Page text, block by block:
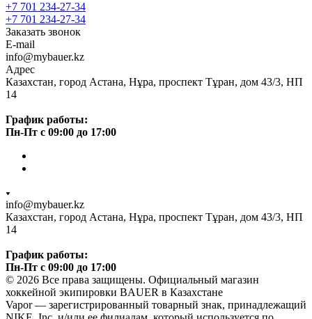
+7 701 234-27-34
+7 701 234-27-34
Заказать звонок
E-mail
info@mybauer.kz
Адрес
Казахстан, город Астана, Нұра, проспект Тұран, дом 43/3, НП
14
График работы:
Пн-Пт с 09:00 до 17:00
info@mybauer.kz
Казахстан, город Астана, Нұра, проспект Тұран, дом 43/3, НП
14
График работы:
Пн-Пт с 09:00 до 17:00
© 2026 Все права защищены. Официальный магазин
хоккейной экипировки BAUER в Казахстане
Vapor — зарегистрированный товарный знак, принадлежащий